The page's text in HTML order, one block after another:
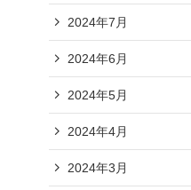
2024年7月
2024年6月
2024年5月
2024年4月
2024年3月